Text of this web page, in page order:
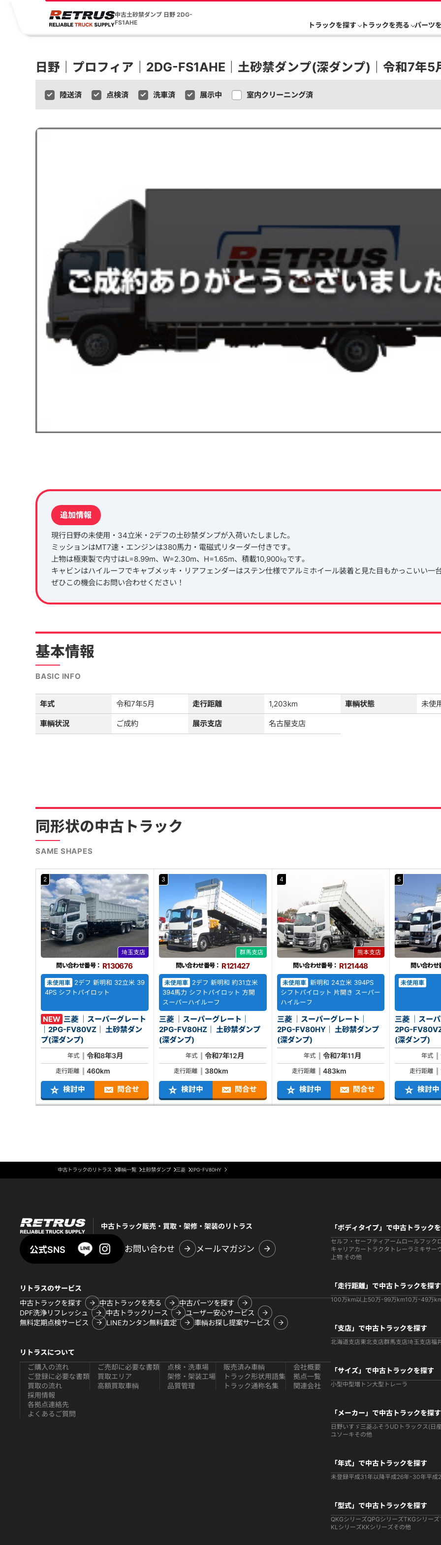
中古土砂禁ダンプ 日野 2DG-
FS1AHE
トラックを探す トラックを売る パーツ
日野｜プロフィア｜2DG-FS1AHE｜土砂禁ダンプ(深ダンプ)｜令和7年5
陸送済 点検済 洗車済 展示中 室内クリーニング済
追加情報
現行日野の未使用・34立米・2デフの土砂禁ダンプが入荷いたしました。
ミッションはMT7速・エンジンは380馬力・電磁式リターダー付きです。
上物は極東製で内寸はL=8.99m、W=2.30m、H=1.65m、積載10,900㎏です。
キャビンはハイルーフでキャブメッキ・リアフェンダーはステン仕様でアルミホイール装着と見た目もかっこいい一
ぜひこの機会にお問い合わせください！
基本情報
BASIC INFO
年式 令和7年5月 走行距離 1,203km 車輌状態 未使
車輌状況 ご成約 展示支店 名古屋支店
同形状の中古トラック
SAME SHAPES
2
埼玉支店
問い合わせ番号： R130676
未使用車
2デフ 新明和 32立米 39
4PS シフトパイロット
NEW 三菱 ｜スーパーグレート
｜2PG-FV80VZ｜ 土砂禁ダン
プ(深ダンプ)
年式 令和8年3月
走行距離 460km
検討中 問合せ
3
群馬支店
問い合わせ番号： R121427
未使用車 2デフ 新明和 約31立米
394馬力 シフトパイロット 方開
スーパーハイルーフ
三菱 ｜スーパーグレート｜
2PG-FV80HZ｜ 土砂禁ダンプ
(深ダンプ)
年式 令和7年12月
走行距離 380km
検討中 問合せ
4
熊本支店
問い合わせ番号： R121448
未使用車 新明和 24立米 394PS
シフトパイロット 片開き スーパー
ハイルーフ
三菱 ｜スーパーグレート｜
2PG-FV80HY｜ 土砂禁ダンプ
(深ダンプ)
年式 令和7年11月
走行距離 483km
検討中 問合せ
5
問い合わせ
未使用車
三菱 ｜スー
2PG-FV80VZ｜ 土砂禁
(深ダンプ)
年式
走行距離
検討中
中古トラックのリトラス 車輌一覧 土砂禁ダンプ 三菱 2PG-FV80HY
中古トラック販売・買取・架修・架装のリトラス
公式SNS お問い合わせ メールマガジン
リトラスのサービス
中古トラックを探す
中古トラックを売る
中古パーツを探す
DPF洗浄リフレッシュ
中古トラックリース
ユーザー安心サービス
無料定期点検サービス
LINEカンタン無料査定 車輌お探し提案サービス
リトラスについて
ご購入の流れ
ご登録に必要な書類
買取の流れ
ご売却に必要な書類
買取エリア
高額買取車輌
点検・洗車場
架修・架装工場
品質管理
販売済み車輌
トラック形状用語集
トラック通称名集
会社概要
拠点一覧
関連会社
採用情報
各拠点連絡先
よくあるご質問
「ボディタイプ」で中古トラック
セルフ・セーフティ アームロールフック
キャリアカー トラクタ トレーラ ミキサー
上物 その他
「走行距離」で中古トラックを探す
100万km以上50万-99万km10万-49万
「支店」で中古トラックを探す
北海道支店東北支店群馬支店埼玉支店福
「サイズ」で中古トラックを探す
小型中型増トン大型 トレーラ
「メーカー」で中古トラックを探す
日野いすゞ 三菱ふそう UDトラックス(日
ユソーキその他
「年式」で中古トラックを探す
未登録平成31年以降平成26年-30年平成
「型式」で中古トラックを探す
QKGシリーズQPGシリーズTKGシリーズ
KLシリーズKKシリーズその他